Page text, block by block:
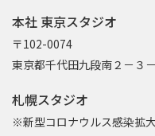
本社 東京スタジオ
〒102-0074
東京都千代田九段南２－３
札幌スタジオ
※新型コロナウルス感染拡